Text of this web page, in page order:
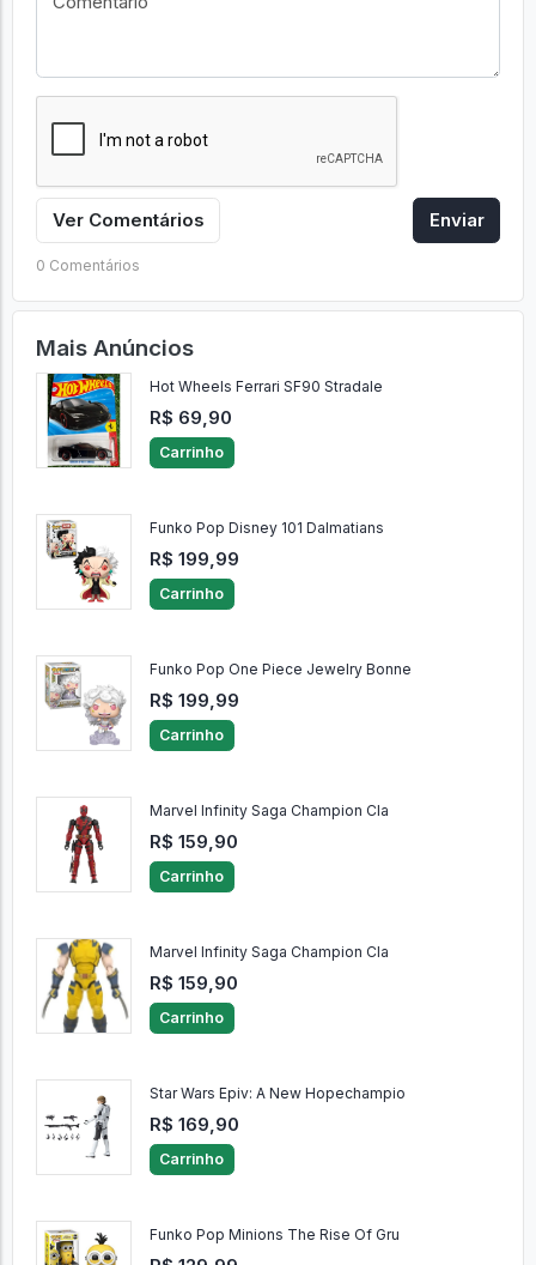
Ver Comentários Enviar
0 Comentários
Mais Anúncios
Hot Wheels Ferrari SF90 Stradale
R$ 69,90
Carrinho
Funko Pop Disney 101 Dalmatians
R$ 199,99
Carrinho
Funko Pop One Piece Jewelry Bonne
R$ 199,99
Carrinho
Marvel Infinity Saga Champion Cla
R$ 159,90
Carrinho
Marvel Infinity Saga Champion Cla
R$ 159,90
Carrinho
Star Wars Epiv: A New Hopechampio
R$ 169,90
Carrinho
Funko Pop Minions The Rise Of Gru